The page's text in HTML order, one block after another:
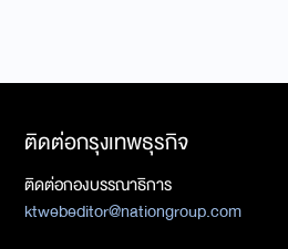
ติดต่อกรุงเทพธุรกิจ
ติดต่อกองบรรณาธิการ
ktwebeditor@nationgroup.com